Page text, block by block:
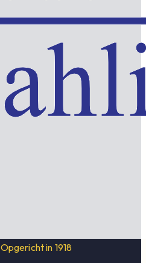
Opgericht in 1918